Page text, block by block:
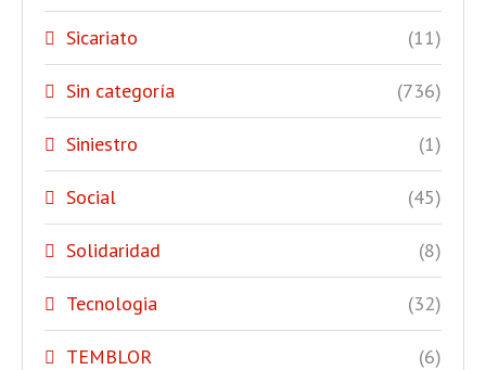
Sicariato (11)
Sin categoría (736)
Siniestro (1)
Social (45)
Solidaridad (8)
Tecnologia (32)
TEMBLOR (6)